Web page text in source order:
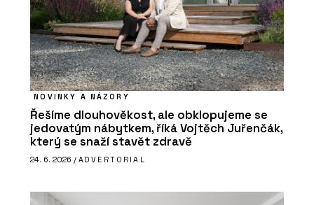
NOVINKY A NÁZORY
Řešíme dlouhověkost, ale obklopujeme se
jedovatým nábytkem, říká Vojtěch Juřenčák,
který se snaží stavět zdravě
24. 6. 2026 / ADVERTORIAL